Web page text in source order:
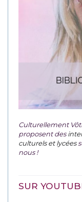
Culturellement
proposent des
culturels et lycées
nous !
SUR